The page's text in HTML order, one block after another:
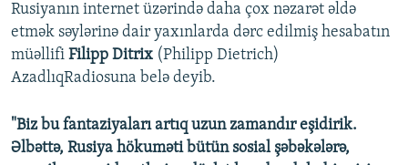
Rusiyanın internet üzərində daha çox nəzarət əldə
etmək səylərinə dair yaxınlarda dərc edilmiş hesabatın
müəllifi Filipp Ditrix (Philipp Dietrich)
AzadlıqRadiosuna belə deyib.
"Biz bu fantaziyaları artıq uzun zamandır eşidirik.
Əlbəttə, Rusiya hökuməti bütün sosial şəbəkələrə,